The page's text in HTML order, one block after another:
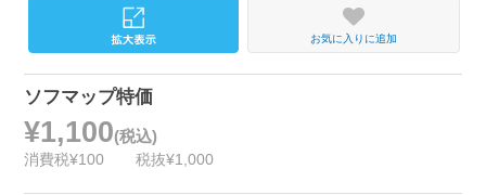
お気に入りに追加
ソフマップ特価
¥1,100(税込)
消費税¥100 税抜¥1,000